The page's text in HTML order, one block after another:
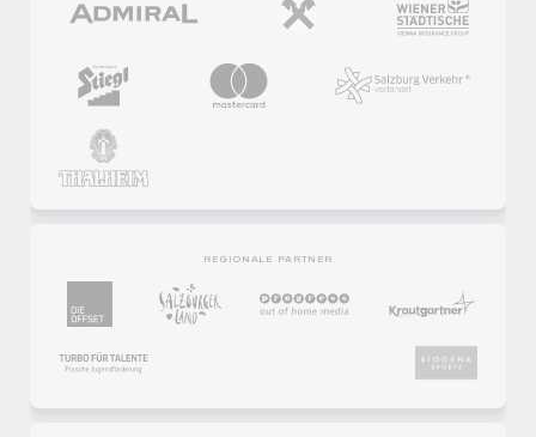
REGIONALE PARTNER